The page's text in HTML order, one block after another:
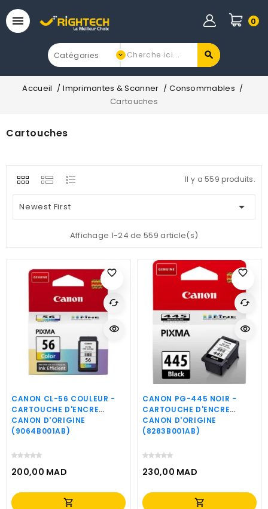
 0
Accueil Imprimantes & Scanner
Consommables
Cartouches
Cartouches
Il y a 559 produits.
Newest First 
Affichage 1-24 de 559 article(s)
favorite_border
CANON CL-56 COULEUR -
CARTOUCHE D'ENCRE
CANON D'ORIGINE
(9064B001AB)
200,00 MAD
Prix
shopping_cart
cached
visibility
favorite_border
CANON PG-445 NOIR -
CARTOUCHE D'ENCRE
CANON D'ORIGINE
(8283B001AB)
230,00 MAD
Prix
shopping_cart
cached
visibility